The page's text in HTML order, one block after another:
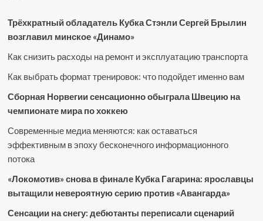
Трёхкратный обладатель Кубка Стэнли Сергей Брылин
возглавил минское «Динамо»
Как снизить расходы на ремонт и эксплуатацию транспорта
Как выбрать формат тренировок: что подойдет именно вам
Сборная Норвегии сенсационно обыграла Швецию на
чемпионате мира по хоккею
Современные медиа меняются: как оставаться
эффективным в эпоху бесконечного информационного
потока
«Локомотив» снова в финале Кубка Гагарина: ярославцы
вытащили невероятную серию против «Авангарда»
Сенсации на снегу: дебютанты переписали сценарий